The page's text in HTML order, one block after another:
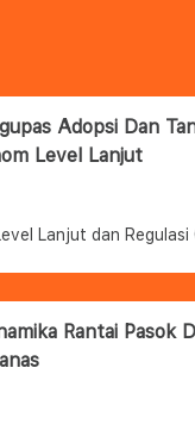
Adopsi Dan
Level Lanjut
Lanjut dan Regulasi
Rantai Pasok